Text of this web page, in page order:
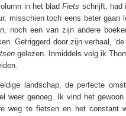
in het bladFiets schrijft, had
misschien toch eens beter
, noch een van zijn andere
Getriggerd door zijn verhaal,
gelezen. Inmiddels volg ik
landschap, de perfecte
weer genoeg. Ik vind het
weg te fietsen en het constant